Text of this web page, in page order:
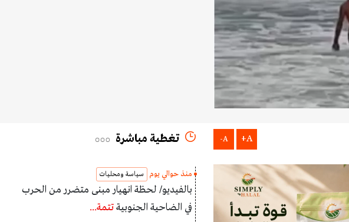
A+
A- تغطية مباشرة
منذ حوالي يوم سياسة ومحليات
بالفيديو/ لحظة انهيار مبنى متضرر من الحرب
في الضاحية الجنوبيةتتمة...